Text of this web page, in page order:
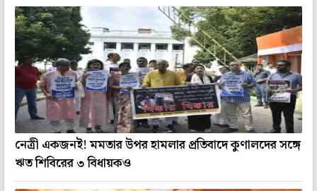
নেত্রী একজনই! মমতার উপর হামলার প্রতিবাদে কুণালদের সঙ্গে
ঋত শিবিরের ৩ বিধায়কও